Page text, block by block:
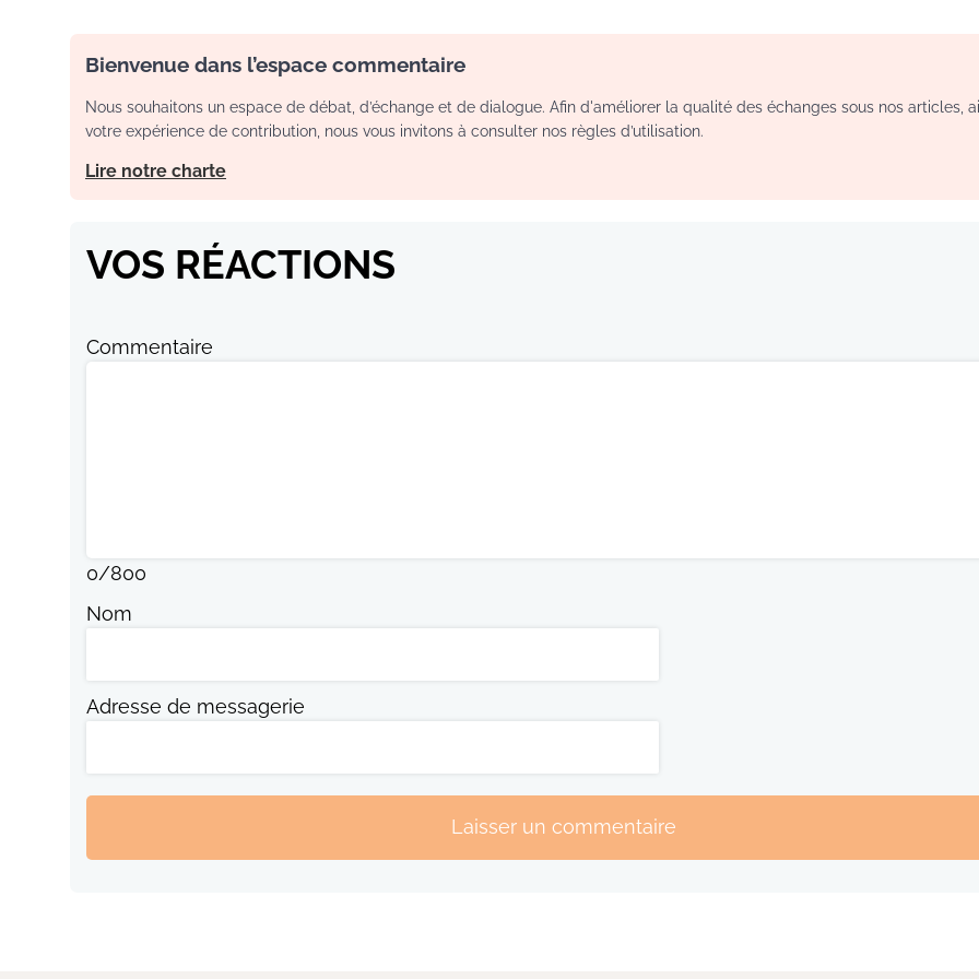
Bienvenue dans l’espace commentaire
Nous souhaitons un espace de débat, d’échange et de dialogue. Afin d'améliorer la qualité des échanges sous nos articles,
votre expérience de contribution, nous vous invitons à consulter nos règles d’utilisation.
Lire notre charte
VOS RÉACTIONS
Commentaire
0/800
Nom
Adresse de messagerie
Laisser un commentaire